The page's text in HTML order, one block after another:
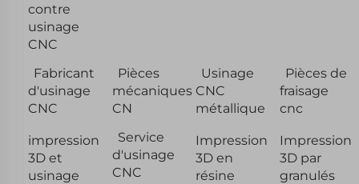
contre
usinage
CNC
Fabricant
d'usinage
CNC
Pièces
mécaniques
CN
Usinage
CNC
métallique
Pièces de
fraisage
cnc
impression
3D et
usinage
Service
d'usinage
CNC
Impression
3D en
résine
Impression
3D par
granulés